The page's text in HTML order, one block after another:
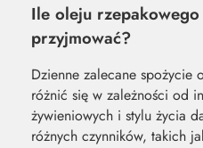
Ile oleju
przyjmować?
Dzienne zalecane spożycie
różnić się w zależności od
żywieniowych i stylu życia
różnych czynników, takich